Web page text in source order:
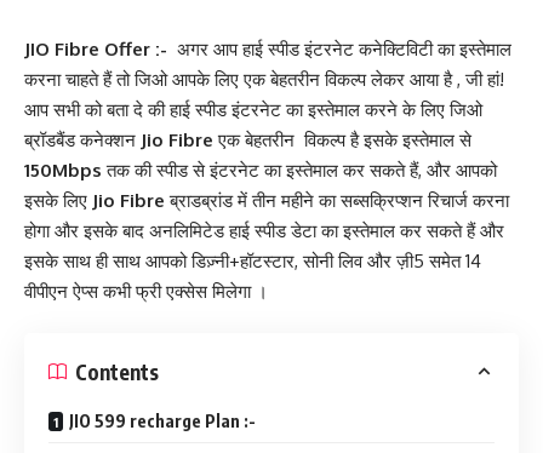
JIO Fibre Offer :- अगर आप हाई स्पीड इंटरनेट कनेक्टिविटी का इस्तेमाल
करना चाहते हैं तो जिओ आपके लिए एक बेहतरीन विकल्प लेकर आया है , जी हां!
आप सभी को बता दे की हाई स्पीड इंटरनेट का इस्तेमाल करने के लिए जिओ
ब्रॉडबैंड कनेक्शन Jio Fibre एक बेहतरीन विकल्प है इसके इस्तेमाल से
150Mbps तक की स्पीड से इंटरनेट का इस्तेमाल कर सकते हैं, और आपको
इसके लिए Jio Fibre ब्राडब्रांड में तीन महीने का सब्सक्रिप्शन रिचार्ज करना
होगा और इसके बाद अनलिमिटेड हाई स्पीड डेटा का इस्तेमाल कर सकते हैं और
इसके साथ ही साथ आपको डिज़्नी+हॉटस्टार, सोनी लिव और ज़ी5 समेत 14
वीपीएन ऐप्स कभी फ्री एक्सेस मिलेगा ।
Contents
JIO 599 recharge Plan :-